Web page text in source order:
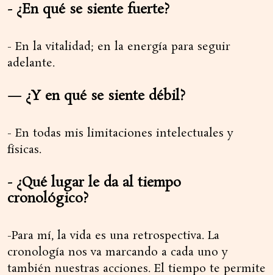
- ¿En qué se siente fuerte?
- En la vitalidad; en la energía para seguir
adelante.
— ¿Y en qué se siente débil?
- En todas mis limitaciones intelectuales y
físicas.
- ¿Qué lugar le da al tiempo
cronológico?
-Para mí, la vida es una retrospectiva. La
cronología nos va marcando a cada uno y
también nuestras acciones. El tiempo te permite